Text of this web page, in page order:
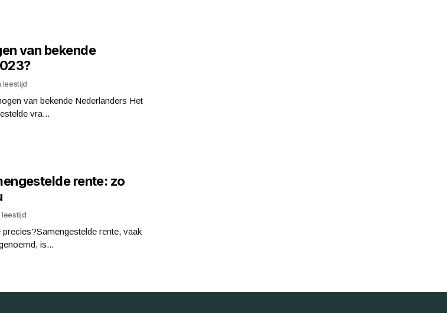
van bekende
leestijd
van bekende Nederlanders Het
vra...
rente: zo
leestijd
rente, vaak
is...